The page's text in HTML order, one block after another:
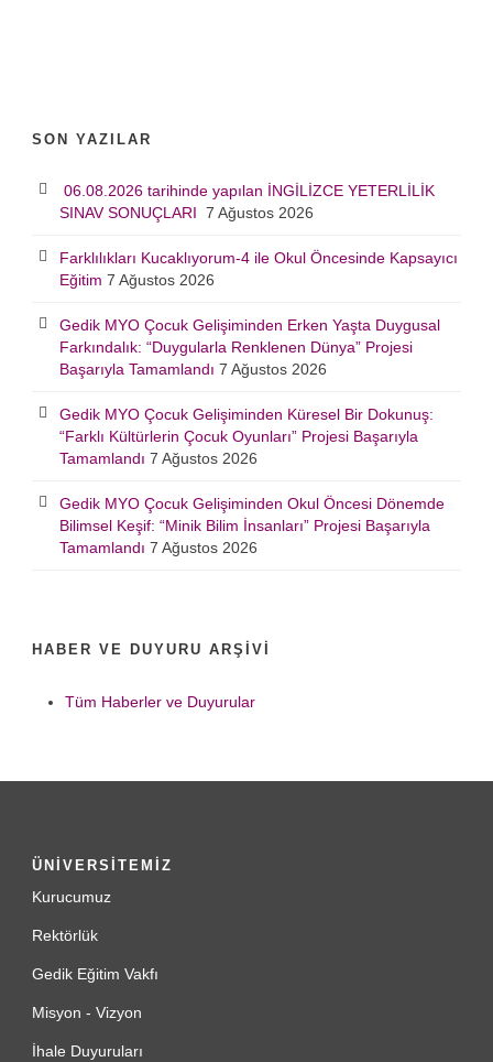
SON YAZILAR
06.08.2026 tarihinde yapılan İNGİLİZCE YETERLİLİK
SINAV SONUÇLARI 7 Ağustos 2026
Farklılıkları Kucaklıyorum-4 ile Okul Öncesinde Kapsayıcı
Eğitim 7 Ağustos 2026
Gedik MYO Çocuk Gelişiminden Erken Yaşta Duygusal
Farkındalık: “Duygularla Renklenen Dünya” Projesi
Başarıyla Tamamlandı 7 Ağustos 2026
Gedik MYO Çocuk Gelişiminden Küresel Bir Dokunuş:
“Farklı Kültürlerin Çocuk Oyunları” Projesi Başarıyla
Tamamlandı 7 Ağustos 2026
Gedik MYO Çocuk Gelişiminden Okul Öncesi Dönemde
Bilimsel Keşif: “Minik Bilim İnsanları” Projesi Başarıyla
Tamamlandı 7 Ağustos 2026
HABER VE DUYURU ARŞIVI
Tüm Haberler ve Duyurular
ÜNİVERSİTEMİZ
Kurucumuz
Rektörlük
Gedik Eğitim Vakfı
Misyon - Vizyon
İhale Duyuruları